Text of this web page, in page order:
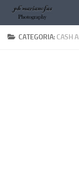
Salta al contenuto
CATEGORIA: CASH